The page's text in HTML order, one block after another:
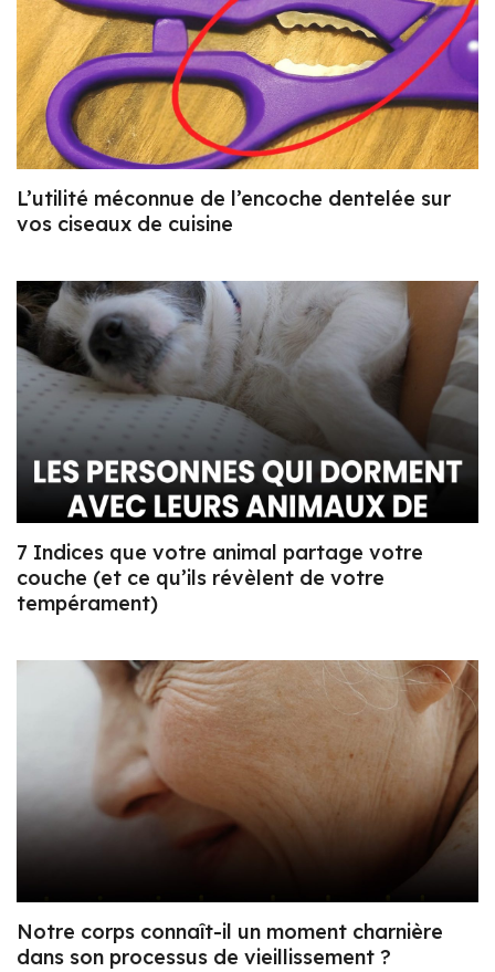
L’utilité méconnue de l’encoche dentelée sur
vos ciseaux de cuisine
7 Indices que votre animal partage votre
couche (et ce qu’ils révèlent de votre
tempérament)
Notre corps connaît-il un moment charnière
dans son processus de vieillissement ?